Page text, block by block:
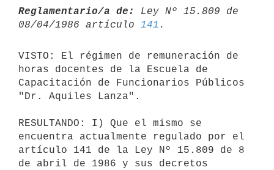
Reglamentario/a de:
Ley Nº 15.809 de
08/04/1986 artículo 141
VISTO: El régimen de remuneración de
horas docentes de la Escuela de
Capacitación de Funcionarios Públicos
"Dr. Aquiles Lanza".
RESULTANDO: I) Que el mismo se
encuentra actualmente regulado por el
artículo 141 de la Ley Nº 15.809 de 8
de abril de 1986 y sus decretos